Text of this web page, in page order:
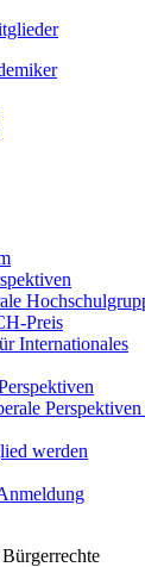
Preis
Internationales
werden
Bürgerrechte